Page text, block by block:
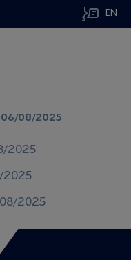
EN
06/08/2025
2025
2025
08/2025